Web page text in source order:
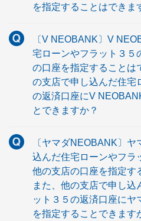
を指定することはできま
〔V NEOBANK〕V
宅ローンやフラット３５
の口座を指定することは
の支店で申し込んだ住宅
の返済口座にV
とできますか？
〔ヤマダNEOBANK〕
込んだ住宅ローンやフラ
他の支店の口座を指定す
また、他の支店で申し込
ット３５の返済口座にヤ
を指定することできます